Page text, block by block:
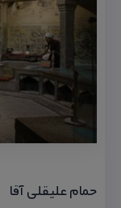
حمام علیقلی آقا